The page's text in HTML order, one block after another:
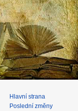
Hlavní strana
Poslední změny